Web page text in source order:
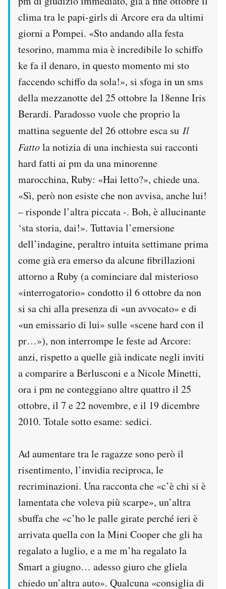
Newsletter
Notifiche mobile
Regala il Post
clima tra le papi-girls di Arcore era da ultimi
giorni a Pompei. «Sto andando alla festa
tesorino, mamma mia è incredibile lo schiffo
ke fa il denaro, in questo momento mi sto
faccendo schiffo da sola!», si sfoga in un sms
della mezzanotte del 25 ottobre la 18enne Iris
Berardi. Paradosso vuole che proprio la
mattina seguente del 26 ottobre esca su Il
Fattola notizia di una inchiesta sui racconti
hard fatti ai pm da una minorenne
marocchina, Ruby: «Hai letto?», chiede una.
«Sì, però non esiste che non avvisa, anche lui!
– risponde l’altra piccata -. Boh, è allucinante
‘sta storia, dai!». Tuttavia l’emersione
dell’indagine, peraltro intuita settimane prima
come già era emerso da alcune fibrillazioni
attorno a Ruby (a cominciare dal misterioso
«interrogatorio» condotto il 6 ottobre da non
si sa chi alla presenza di «un avvocato» e di
«un emissario di lui» sulle «scene hard con il
pr…»), non interrompe le feste ad Arcore:
anzi, rispetto a quelle già indicate negli inviti
a comparire a Berlusconi e a Nicole Minetti,
ora i pm ne conteggiano altre quattro il 25
ottobre, il 7 e 22 novembre, e il 19 dicembre
2010. Totale sotto esame: sedici.
Ad aumentare tra le ragazze sono però il
risentimento, l’invidia reciproca, le
recriminazioni. Una racconta che «c’è chi si è
lamentata che voleva più scarpe», un’altra
sbuffa che «c’ho le palle girate perché ieri è
arrivata quella con la Mini Cooper che gli ha
regalato a luglio, e a me m’ha regalato la
Smart a giugno… adesso giuro che gliela
chiedo un’altra auto». Qualcuna «consiglia di